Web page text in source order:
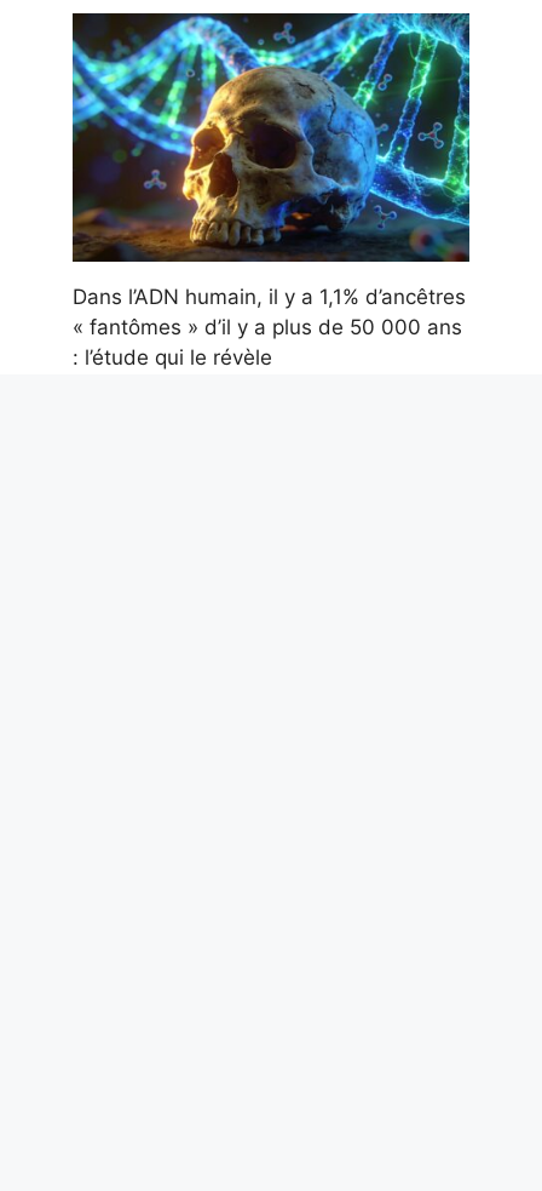
Dans l’ADN humain, il y a 1,1% d’ancêtres
« fantômes » d’il y a plus de 50 000 ans
: l’étude qui le révèle